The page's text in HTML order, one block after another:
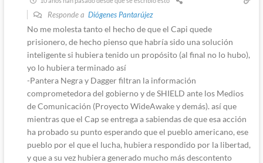
Responde a Diógenes Pantarújez
No me molesta tanto el hecho de que el Capi quede
prisionero, de hecho pienso que habría sido una solución
inteligente si hubiera tenido un propósito (al final no lo hubo),
yo lo hubiera terminado así
-Pantera Negra y Dagger filtran la información
comprometedora del gobierno y de SHIELD ante los Medios
de Comunicación (Proyecto WideAwake y demás). así que
mientras que el Cap se entrega a sabiendas de que esa acción
ha probado su punto esperando que el pueblo americano, ese
pueblo por el que el lucha, hubiera respondido por la libertad,
y que a su vez hubiera generado mucho más descontento